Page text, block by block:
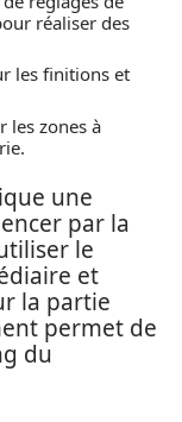
réaliser des
les finitions et
les zones à
une
par la
le
et
la partie
permet de
du